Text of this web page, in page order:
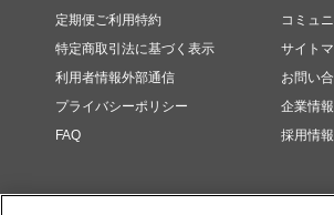
定期便ご利用特約
特定商取引法に基づく表示
利用者情報外部通信
プライバシーポリシー
FAQ
コミュ
サイト
お問い
企業情報
採用情報